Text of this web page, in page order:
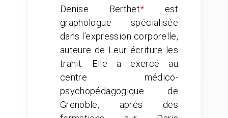
Denise Berthet* est
graphologue spécialisée
dans l’expression corporelle,
auteure de Leur écriture les
trahit. Elle a exercé au
centre médico-
psychopédagogique de
Grenoble, après des